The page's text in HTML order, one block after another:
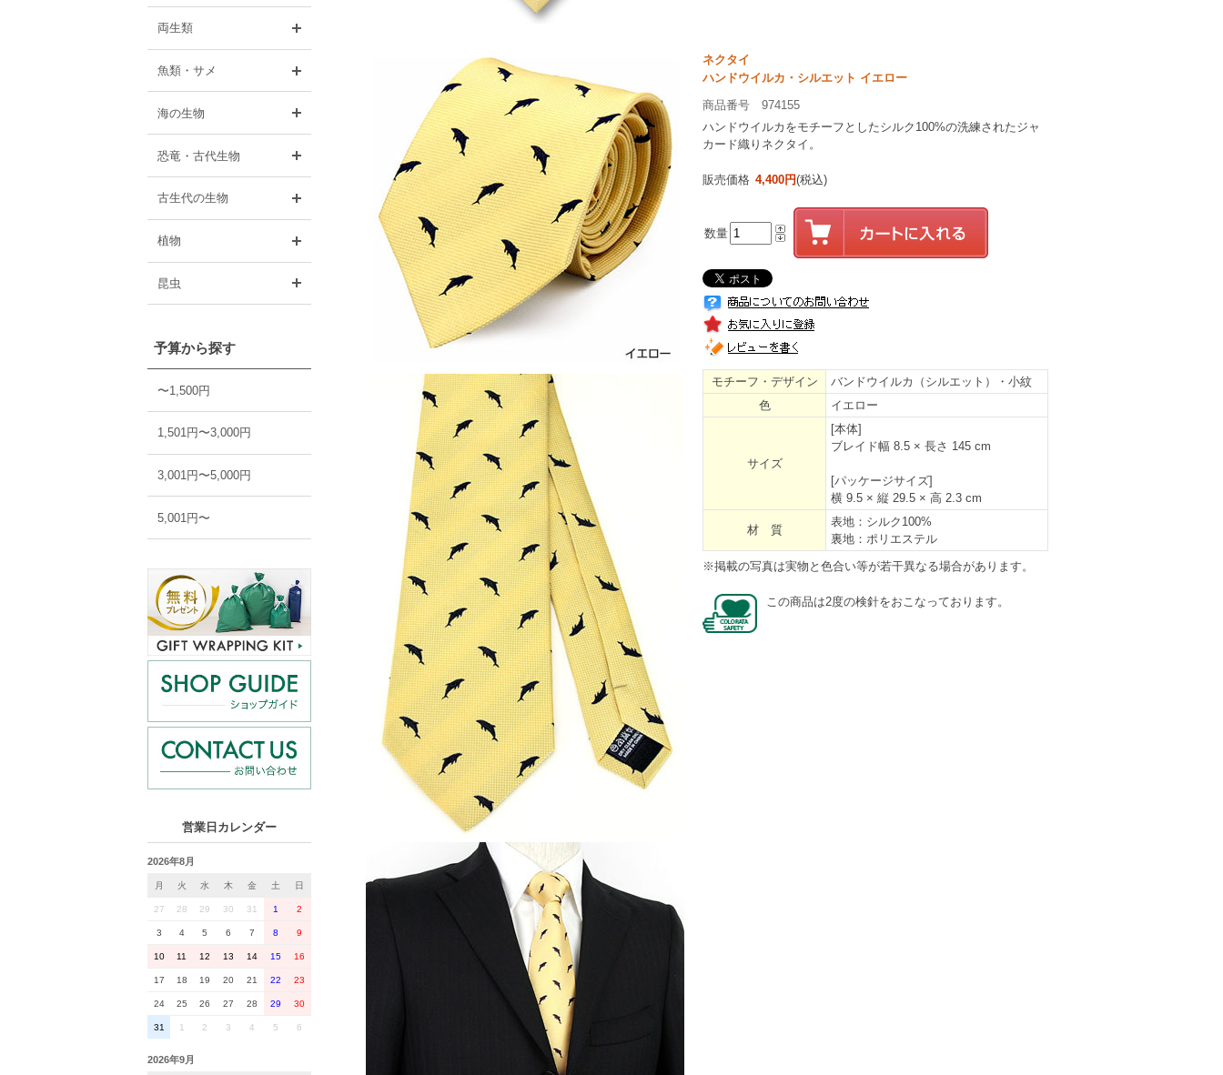
両生類
魚類・サメ
海の生物
恐竜・古代生物
古生代の生物
植物
昆虫
予算から探す
〜1,500円
1,501円〜3,000円
3,001円〜5,000円
5,001円〜
営業日カレンダー
2026年8月
月 火 水 木 金 土 日
27 28 29 30 31 1 2
3 4 5 6 7 8 9
10 11 12 13 14 15 16
17 18 19 20 21 22 23
24 25 26 27 28 29 30
31 1 2 3 4 5 6
2026年9月
ネクタイ
ハンドウイルカ・シルエット イエロー
商品番号 974155
ハンドウイルカをモチーフとしたシルク100%の洗練されたジャ
カード織りネクタイ。
販売価格 4,400円(税込)
数量
モチーフ・デザイン
バンドウイルカ（シルエット）・小紋
色
イエロー
サイズ
[本体]
ブレイド幅 8.5 × 長さ 145 cm
[パッケージサイズ]
横 9.5 × 縦 29.5 × 高 2.3 cm
材 質
表地：シルク100%
裏地：ポリエステル
※掲載の写真は実物と色合い等が若干異なる場合があります。
この商品は2度の検針をおこなっております。